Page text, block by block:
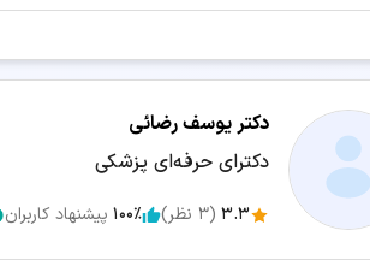
دکتر یوسف رضائی
دکترای حرفه‌ای پزشکی
3.3
(
3 نظر) 100٪ پیشنهاد کاربران